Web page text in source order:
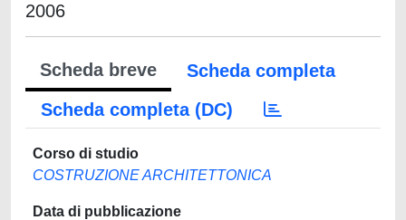
2006
Scheda breve
Scheda completa
Scheda completa (DC)
Corso di studio
COSTRUZIONE ARCHITETTONICA
Data di pubblicazione